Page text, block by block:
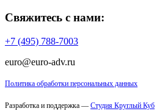
Свяжитесь с нами:
+7 (495) 788-7003
euro@euro-adv.ru
Политика обработки персональных данных
Разработка и поддержка — Студия Круглый Куб